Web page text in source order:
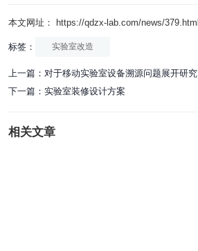
本文网址： https://qdzx-lab.com/news/379.html
标签： 实验室改造
上一篇： 对于移动实验室设备溯源问题展开研究
下一篇： 实验室装修设计方案
相关文章